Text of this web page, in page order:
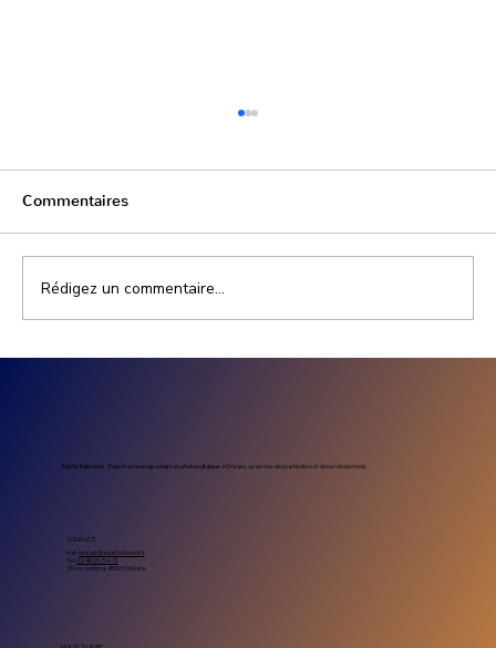
Commentaires
Rédigez un commentaire...
Sol’Air Bâtiment – Expert en énergie solaire et photovoltaïqueà Orléans, au service des particuliers et des professionnels.
CONTACT
Mail.contact@solairbatiment.fr
Tel.02-46-91-54-71
23 rue Antigna, 45000 Orléans